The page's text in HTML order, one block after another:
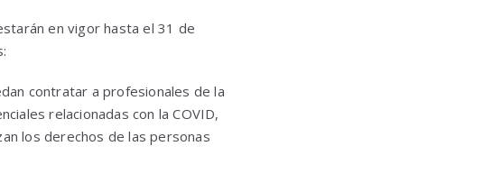
en vigor hasta el 31 de
contratar a profesionales de la
relacionadas con la COVID,
los derechos de las personas